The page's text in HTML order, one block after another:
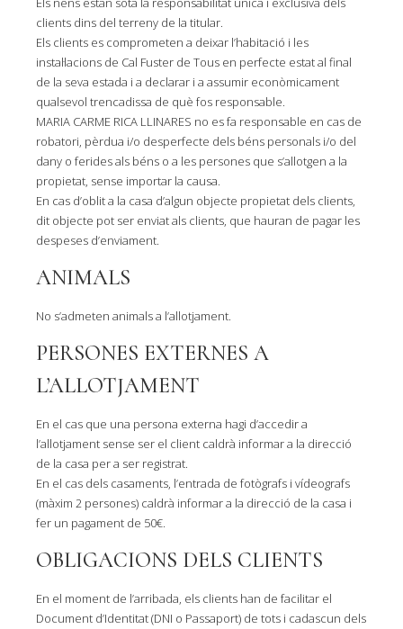
clients dins del terreny de la titular.
Els clients es comprometen a deixar l’habitació i les
instal·lacions de Cal Fuster de Tous en perfecte estat al final
de la seva estada i a declarar i a assumir econòmicament
qualsevol trencadissa de què fos responsable.
MARIA CARME RICA LLINARES no es fa responsable en cas de
robatori, pèrdua i/o desperfecte dels béns personals i/o del
dany o ferides als béns o a les persones que s’allotgen a la
propietat, sense importar la causa.
En cas d’oblit a la casa d’algun objecte propietat dels clients,
dit objecte pot ser enviat als clients, que hauran de pagar les
despeses d’enviament.
ANIMALS
No s’admeten animals a l’allotjament.
PERSONES EXTERNES A
L’ALLOTJAMENT
En el cas que una persona externa hagi d’accedir a
l’allotjament sense ser el client caldrà informar a la direcció
de la casa per a ser registrat.
En el cas dels casaments, l’entrada de fotògrafs i vídeografs
(màxim 2 persones) caldrà informar a la direcció de la casa i
fer un pagament de 50€.
OBLIGACIONS DELS CLIENTS
En el moment de l’arribada, els clients han de facilitar el
Document d’Identitat (DNI o Passaport) de tots i cadascun dels